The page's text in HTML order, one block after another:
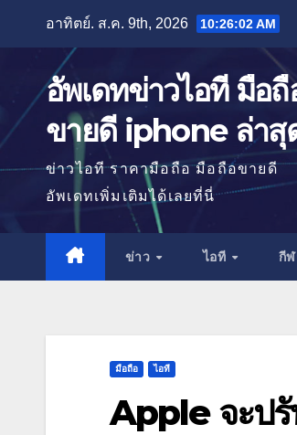
อาทิตย์. ส.ค. 9th, 2026 10:26:03 AM
อัพเดทข่าวไอที มือถื
ขายดี iphone ล่าสุ
ข่าวไอที ราคามือถือ มือถือขายดี
อัพเดทเพิ่มเติมได้เลยที่นี่
ข่าว ไอที กี
มือถือ ไอที
Apple จะป